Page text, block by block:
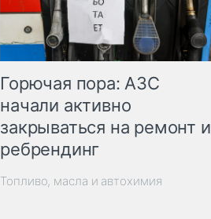
Горючая пора: АЗС
начали активно
закрываться на ремонт и
ребрендинг
Топливо, масла и автохимия